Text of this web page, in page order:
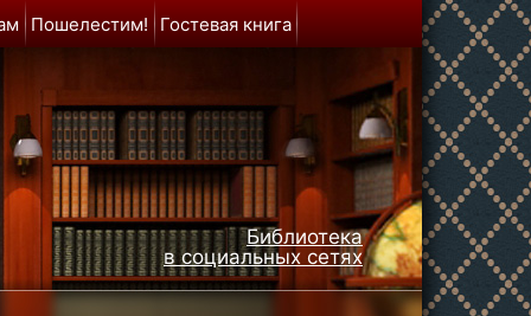
Пошелестим! Гостевая книга
Библиотека
в социальных сетях